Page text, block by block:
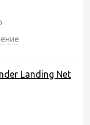
Landing Net